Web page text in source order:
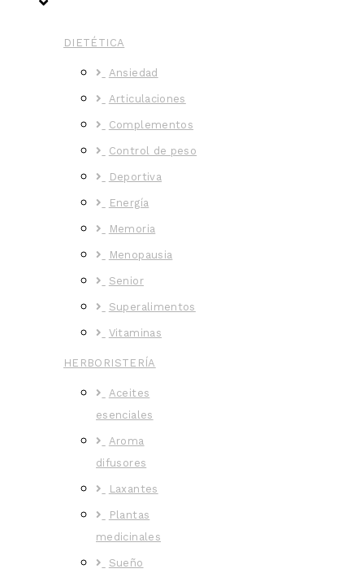
DIETÉTICA
Ansiedad
Articulaciones
Complementos
Control de peso
Deportiva
Energía
Memoria
Menopausia
Senior
Superalimentos
Vitaminas
HERBORISTERÍA
Aceites
esenciales
Aroma
difusores
Laxantes
Plantas
medicinales
Sueño